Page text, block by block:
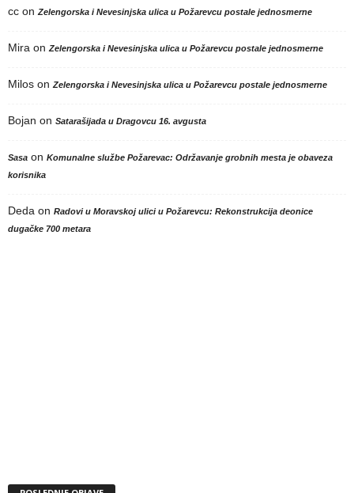
cc onZelengorska i Nevesinjska ulica u Požarevcu postale jednosmerne
Mira onZelengorska i Nevesinjska ulica u Požarevcu postale jednosmerne
Milos onZelengorska i Nevesinjska ulica u Požarevcu postale jednosmerne
Bojan on Satarašijada u Dragovcu 16. avgusta
Sasa on Komunalne službe Požarevac: Održavanje grobnih mesta je obaveza
korisnika
Deda on Radovi u Moravskoj ulici u Požarevcu: Rekonstrukcija deonice
dugačke 700 metara